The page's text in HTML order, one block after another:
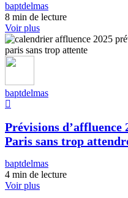
baptdelmas
8 min de lecture
Voir plus
baptdelmas
Prévisions d’affluence
Paris sans trop
baptdelmas
4 min de lecture
Voir plus